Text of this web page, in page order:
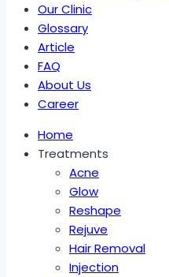
Our Clinic
Glossary
Article
FAQ
About Us
Career
Home
Treatments
Acne
Glow
Reshape
Rejuve
Hair Removal
Injection